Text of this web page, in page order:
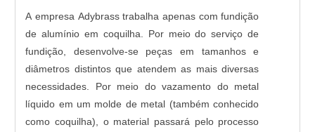
A empresa Adybrass trabalha apenas com fundição
de alumínio em coquilha. Por meio do serviço de
fundição, desenvolve-se peças em tamanhos e
diâmetros distintos que atendem as mais diversas
necessidades. Por meio do vazamento do metal
líquido em um molde de metal (também conhecido
como coquilha), o material passará pelo processo